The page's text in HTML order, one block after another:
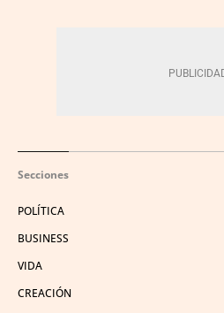
Secciones
POLÍTICA
BUSINESS
VIDA
CREACIÓN